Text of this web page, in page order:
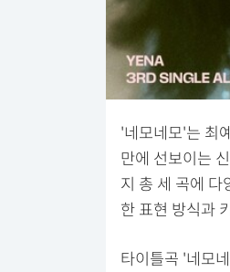
'네모네모'는 최
만에 선보이는
지 총 세 곡에 다
한 표현 방식과
타이틀곡 '네모